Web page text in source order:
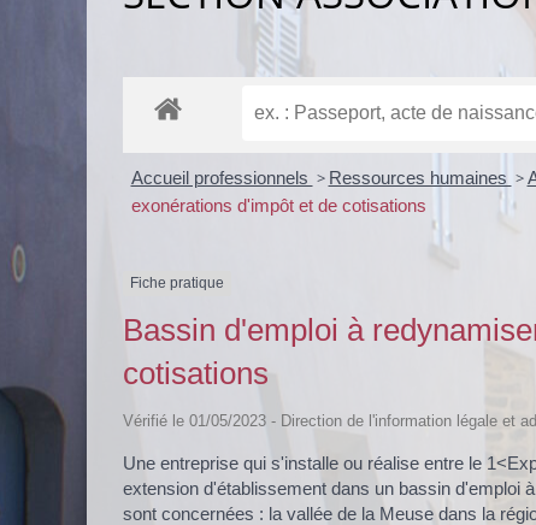
Accueil professionnels > Ressources humaines >
exonérations d'impôt et de cotisations
Fiche pratique
Bassin d'emploi à
cotisations
Vérifié le 01/05/2023 - Direction de l'information légale et
Une entreprise qui s'installe ou réalise entre le
extension d'établissement dans un bassin d'emploi
sont concernées : la vallée de la Meuse dans la